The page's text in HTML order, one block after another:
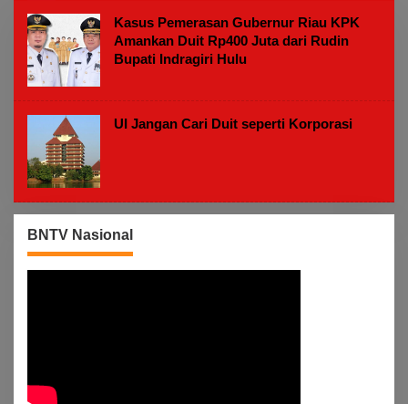
M
Kasus Pemerasan Gubernur Riau KPK
Amankan Duit Rp400 Juta dari Rudin
Bupati Indragiri Hulu
UI Jangan Cari Duit seperti Korporasi
BNTV Nasional